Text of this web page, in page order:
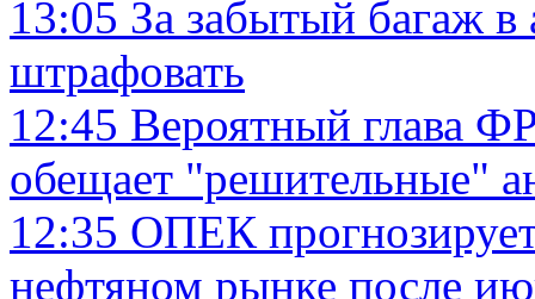
13:05 За забытый багаж
штрафовать
12:45 Вероятный глава
обещает "решительные"
12:35 ОПЕК
нефтяном рынке после